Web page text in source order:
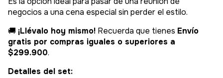
negocios a una cena especial sin perder el estilo.
🚚 ¡Llévalo hoy mismo! Recuerda que tienes Envío
gratis por compras iguales o superiores a
$299.900.
Detalles del set: